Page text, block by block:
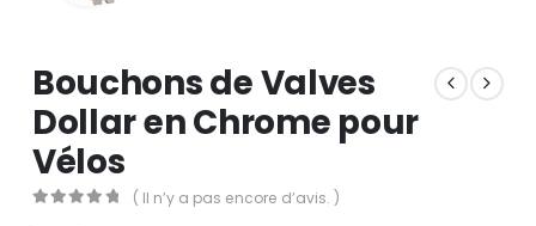
Bouchons de Valves
Dollar en Chrome pour
Vélos
( Il n’y a pas encore d’avis. )